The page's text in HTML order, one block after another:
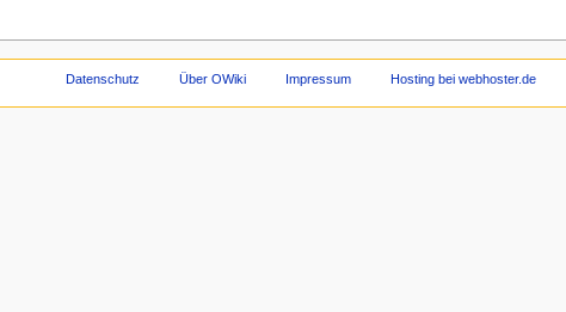
Datenschutz Über OWiki Impressum Hosting bei webhoster.de